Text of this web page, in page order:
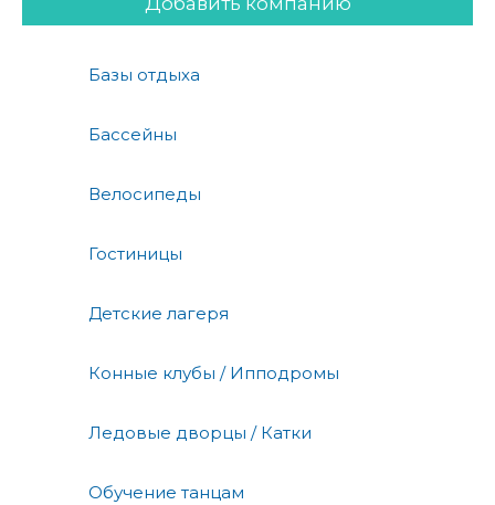
Базы отдыха
Бассейны
Велосипеды
Гостиницы
Детские лагеря
Конные клубы / Ипподромы
Ледовые дворцы / Катки
Обучение танцам